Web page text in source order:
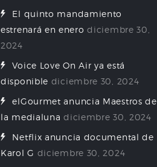
El quinto mandamiento
estrenará en enero diciembre 30,
2024
Voice Love On Air ya está
disponible diciembre 30, 2024
elGourmet anuncia Maestros de
la medialuna diciembre 30, 2024
Netflix anuncia documental de
Karol G diciembre 30, 2024